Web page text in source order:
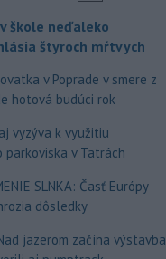
škole neďaleko
štyroch mŕtvych
v Poprade v smere z
hotová budúci rok
vyzýva k využitiu
v Tatrách
SLNKA: Časť Európy
dôsledky
jazerom začína výstavba